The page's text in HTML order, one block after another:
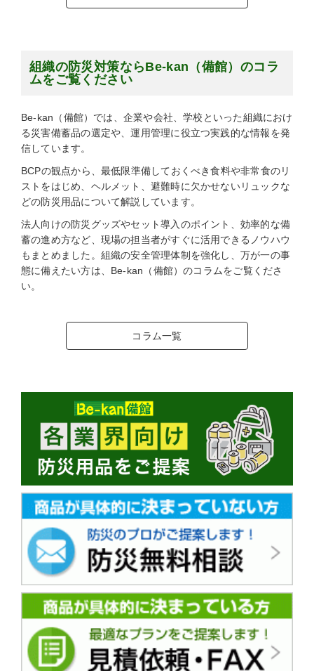
組織の防災対策ならBe-kan（備館）のコラ
ムをご覧ください
Be-kan（備館）では、企業や会社、学校といった組織におけ
る災害備蓄品の選定や、運用管理に役立つ実践的な情報を発
信しています。
BCPの観点から、最低限準備しておくべき食料や非常食のリ
ストをはじめ、ヘルメット、避難時に欠かせないリュックな
どの防災用品について解説しています。
法人向けの防災グッズやセット導入のポイント、効率的な備
蓄の進め方など、現場の担当者がすぐに活用できるノウハウ
もまとめました。組織の安全管理体制を強化し、万が一の事
態に備えたい方は、Be-kan（備館）のコラムをご覧くださ
い。
コラム一覧